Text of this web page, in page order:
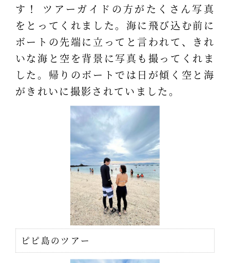
す！ ツアーガイドの方がたくさん写真
をとってくれました。海に飛び込む前に
ボートの先端に立ってと言われて、きれ
いな海と空を背景に写真も撮ってくれま
した。帰りのボートでは日が傾く空と海
がきれいに撮影されていました。
ピピ島のツアー